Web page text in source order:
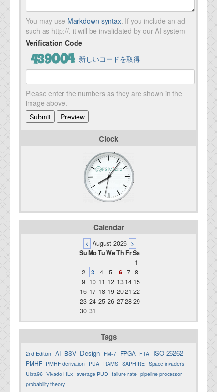
You may use Markdown syntax. If you include an ad
such as http://, it will be invalidated by our AI system.
Verification Code
新しいコードを取得
Please enter the numbers as they are shown in the
image above.
Clock
Calendar
< August 2026 >
SuMoTuWeTh FrSa
1
2
3 4 5 6 7 8
9 10 11 12 13 14 15
16 17 18 19 2021 22
23 24 25 26 272829
30 31
Tags
2nd Edition AI BSV Design FM-7 FPGA FTA ISO 26262
PMHF PMHF derivation PUA RAMS SAPHIRE Space invaders
Ultra96 Vivado HLx average PUD failure rate pipeline processor
probability theory